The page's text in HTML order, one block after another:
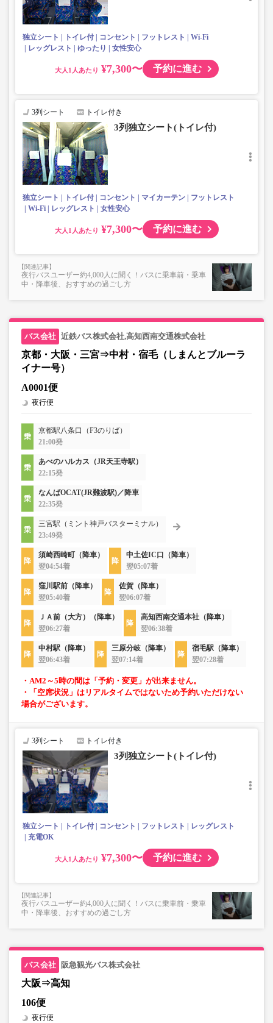
独立シート トイレ付 コンセント フットレスト
Wi-Fi
レッグレスト
ゆったり 女性安心
大人 ¥7,300〜 予約に進む
3列シート トイレ付き
3列独立シート(トイレ付)
独立シート トイレ付 コンセント マイカーテン
フットレスト
Wi-Fi
レッグレスト 女性安心
大人 ¥7,300〜 予約に進む
夜行バスユーザー約4,000人に聞く！バスに乗車前・乗車
中・降車後、おすすめの過ごし方
近鉄バス株式会社,高知西南交通株式会社
京都・大阪・三宮⇒中村・宿毛（しまんとブルーラ
イナー号）
A0001便
夜行便
京都駅八条口（F3のりば）
21:00発
あべのハルカス（JR天王寺駅）
22:15発
なんばOCAT(JR難波駅)／降車
22:35発
三宮駅（ミント神戸バスターミナル）
23:49発
須崎西崎町（降車）
翌04:54着
中土佐IC口（降車）
翌05:07着
窪川駅前（降車）
翌05:40着
佐賀（降車）
翌06:07着
ＪＡ前（大方）（降車）
翌06:27着
高知西南交通本社（降車）
翌06:38着
中村駅（降車）
翌06:43着
三原分岐（降車）
翌07:14着
宿毛駅（降車）
翌07:28着
・AM2～5時の間は「予約・変更」が出来ません。
・「空席状況」はリアルタイムではないため予約いただけない
場合がございます。
3列シート トイレ付き
3列独立シート(トイレ付)
独立シート トイレ付 コンセント フットレスト
レッグレスト
充電OK
大人 ¥7,300〜 予約に進む
夜行バスユーザー約4,000人に聞く！バスに乗車前・乗車
中・降車後、おすすめの過ごし方
阪急観光バス株式会社
大阪⇒高知
106便
夜行便